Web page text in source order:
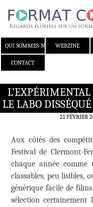
QUI SOMMES-NOUS ?WEBZINE
CONTACT
LE LABO DISSÉQUÉ
21 FÉVRIER
Aux côtés des
Festival de Clermont-
chaque année
classables, peu lisibles,
générique facile de
sélection